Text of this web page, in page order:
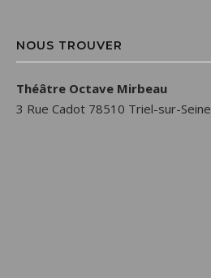
NOUS TROUVER
Théâtre Octave Mirbeau
3 Rue Cadot 78510 Triel-sur-Seine